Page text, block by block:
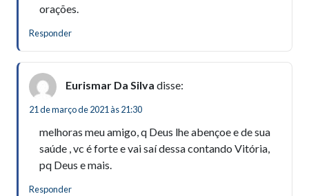
orações.
Responder
Eurismar Da Silva disse:
21 de março de 2021 às 21:30
melhoras meu amigo, q Deus lhe abençoe e de sua
saúde , vc é forte e vai saí dessa contando Vitória,
pq Deus e mais.
Responder